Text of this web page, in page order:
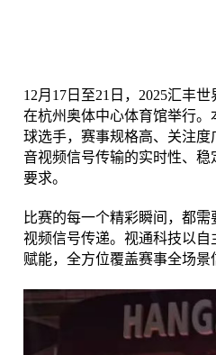
12月17日至21日，2025汇丰
在杭州奥体中心体育馆举行
球选手，赛事规格高、关注
音视频信号传输的实时性、
要求。
比赛的每一个精彩瞬间，都
视频信号传递。视通科技以
赋能，全方位覆盖赛事全场景